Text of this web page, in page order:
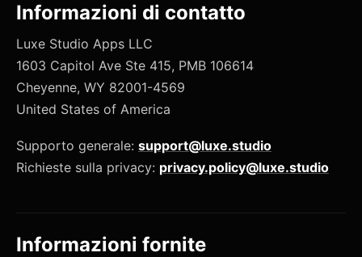
Informazioni di contatto
Luxe Studio Apps LLC
1603 Capitol Ave Ste 415, PMB 106614
Cheyenne, WY 82001-4569
United States of America
Supporto generale: support@luxe.studio
Richieste sulla privacy: privacy.policy@luxe.studio
Informazioni fornite